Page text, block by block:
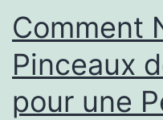
Comment
Pinceaux
pour une